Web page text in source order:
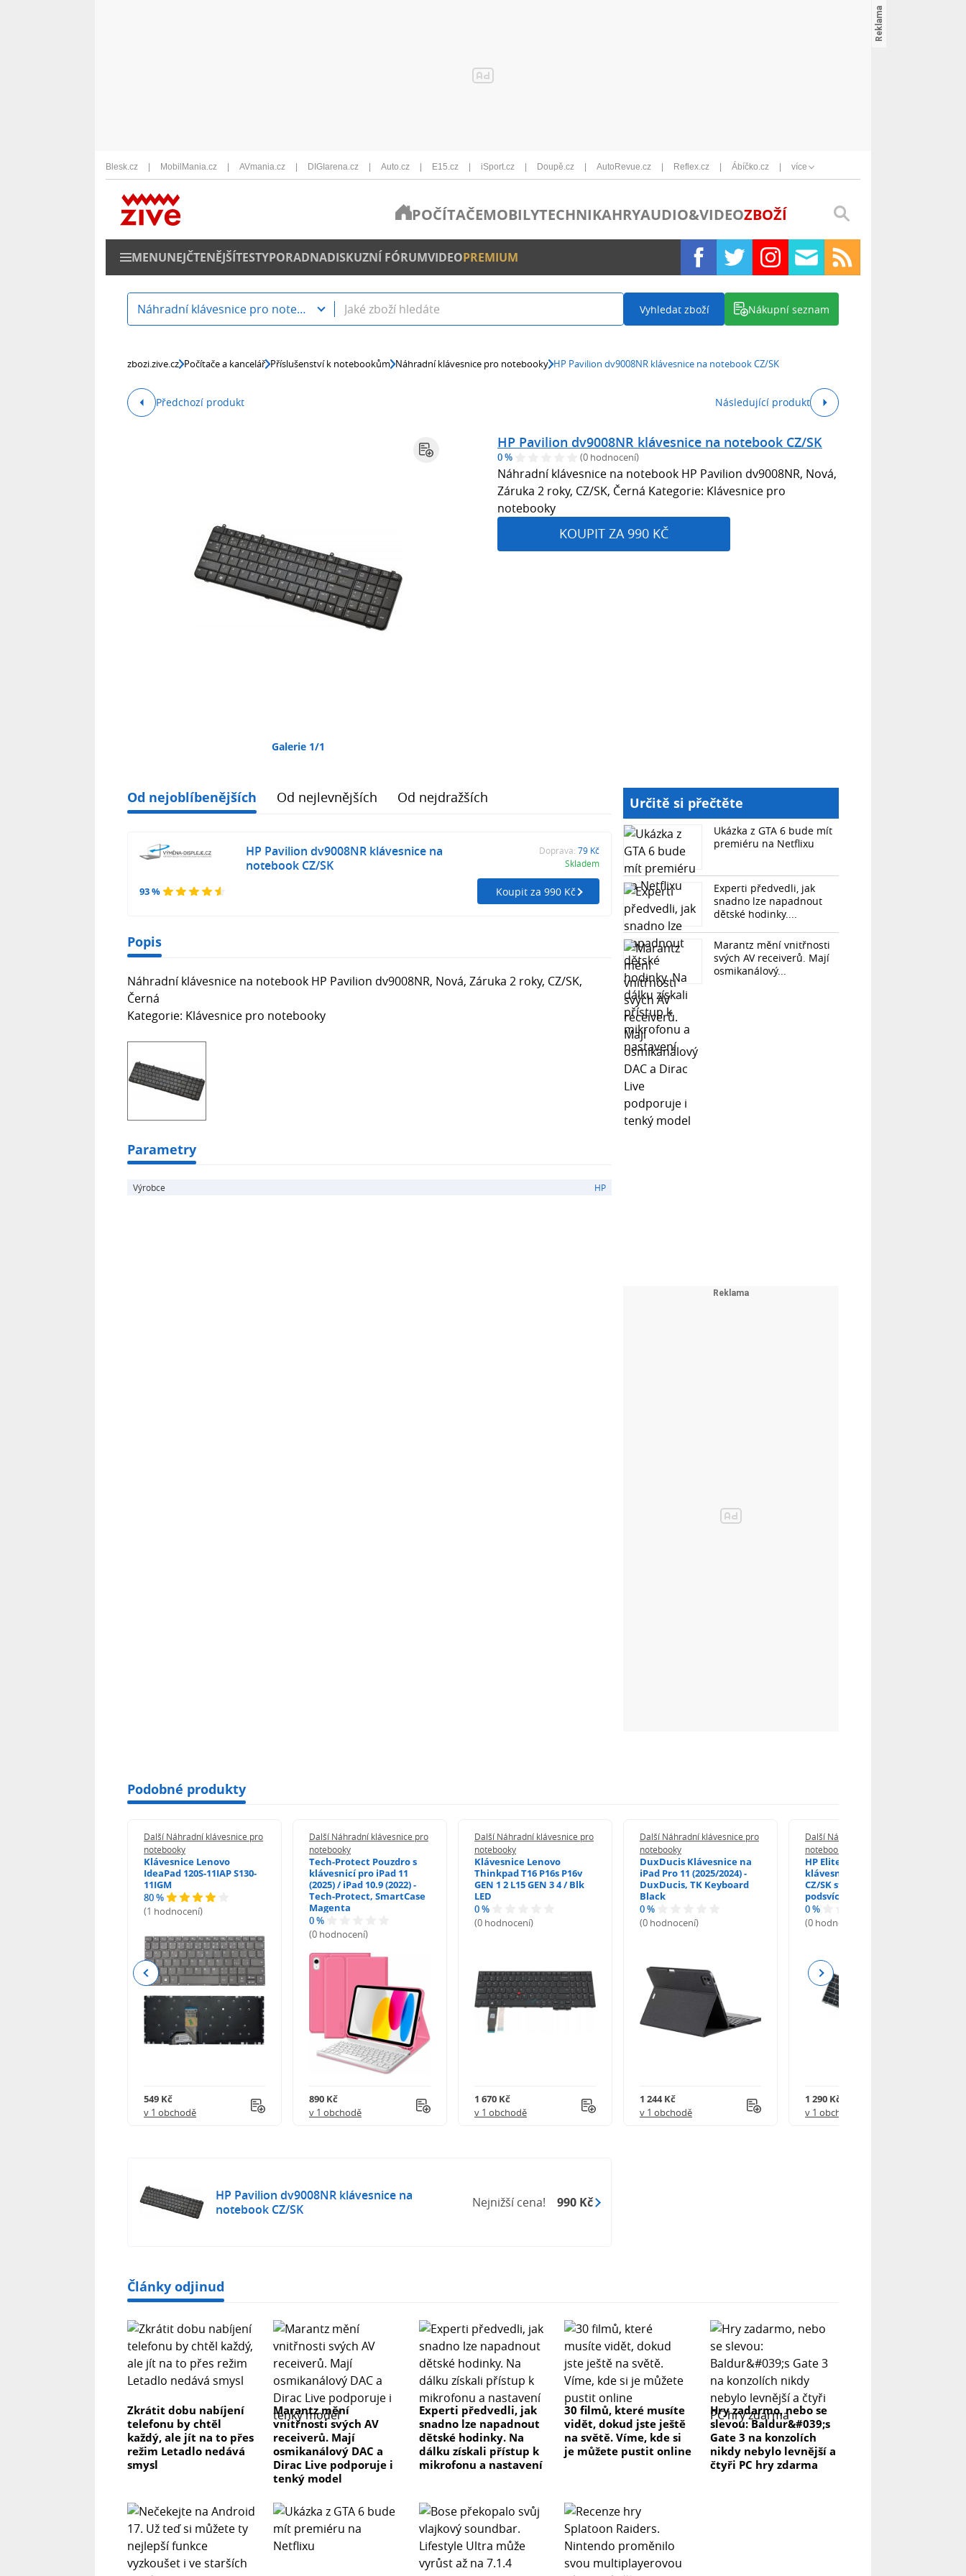
Blesk.cz MobilMania.cz AVmania.cz DIGIarena.cz Auto.cz E15.cz iSport.cz Doupě.cz AutoRevue.cz Reflex.cz Ábíčko.cz více
POČÍTAČEMOBILYTECHNIKAHRYAUDIO&VIDEOZBOŽÍ
MENUNEJČTENĚJŠÍTESTYPORADNADISKUZNÍ FÓRUMVIDEOPREMIUM
Náhradní klávesnice pro notebooky Vyhledat zboží Nákupní seznam
zbozi.zive.cz Počítače a kancelář Příslušenství k notebookům Náhradní klávesnice pro notebooky HP Pavilion dv9008NR klávesnice na notebook CZ/SK
Předchozí produkt Následující produkt
Galerie 1/1
HP Pavilion dv9008NR klávesnice na notebook CZ/SK
0 % (0 hodnocení)
Náhradní klávesnice na notebook HP Pavilion dv9008NR, Nová,
Záruka 2 roky, CZ/SK, Černá Kategorie: Klávesnice pro
notebooky
KOUPIT ZA 990 KČ
Od nejoblíbenějších Od nejlevnějších Od nejdražších
93 %
HP Pavilion dv9008NR klávesnice na
notebook CZ/SK
Doprava: 79 Kč
Skladem
Koupit za 990 Kč
Popis
Náhradní klávesnice na notebook HP Pavilion dv9008NR, Nová, Záruka 2 roky, CZ/SK,
Černá
Kategorie: Klávesnice pro notebooky
Parametry
Výrobce HP
Určitě si přečtěte
Ukázka z GTA 6 bude mít
premiéru na Netflixu
Experti předvedli, jak
snadno lze napadnout
dětské hodinky....
Marantz mění vnitřnosti
svých AV receiverů. Mají
osmikanálový...
Podobné produkty
Další Náhradní klávesnice pro
notebooky
Klávesnice Lenovo
IdeaPad 120S-11IAP S130-
11IGM
80 %
(1 hodnocení)
549 Kč
v 1 obchodě
Další Náhradní klávesnice pro
notebooky
Tech-Protect Pouzdro s
klávesnicí pro iPad 11
(2025) / iPad 10.9 (2022) -
Tech-Protect, SmartCase
Magenta
0 %
(0 hodnocení)
890 Kč
v 1 obchodě
Další Náhradní klávesnice pro
notebooky
Klávesnice Lenovo
Thinkpad T16 P16s P16v
GEN 1 2 L15 GEN 3 4 / Blk
LED
0 %
(0 hodnocení)
1 670 Kč
v 1 obchodě
Další Náhradní klávesnice pro
notebooky
DuxDucis Klávesnice na
iPad Pro 11 (2025/2024) -
DuxDucis, TK Keyboard
Black
0 %
(0 hodnocení)
1 244 Kč
v 1 obchodě
Další Náhradní klávesnice pro
notebooky
HP EliteBook 840 G6
klávesnice na notebook
CZ/SK stříbrný rámeček,
podsvícená, Trackpoint
0 %
(0 hodnocení)
1 290 Kč
v 1 obchodě
Previous Next
HP Pavilion dv9008NR klávesnice na
notebook CZ/SK
Nejnižší cena! 990 Kč
Články odjinud
Zkrátit dobu nabíjení
telefonu by chtěl
každý, ale jít na to přes
režim Letadlo nedává
smysl
Marantz mění
vnitřnosti svých AV
receiverů. Mají
osmikanálový DAC a
Dirac Live podporuje i
tenký model
Experti předvedli, jak
snadno lze napadnout
dětské hodinky. Na
dálku získali přístup k
mikrofonu a nastavení
30 filmů, které musíte
vidět, dokud jste ještě
na světě. Víme, kde si
je můžete pustit online
Hry zadarmo, nebo se
slevou: Baldur&#039;s
Gate 3 na konzolích
nikdy nebylo levnější a
čtyři PC hry zdarma